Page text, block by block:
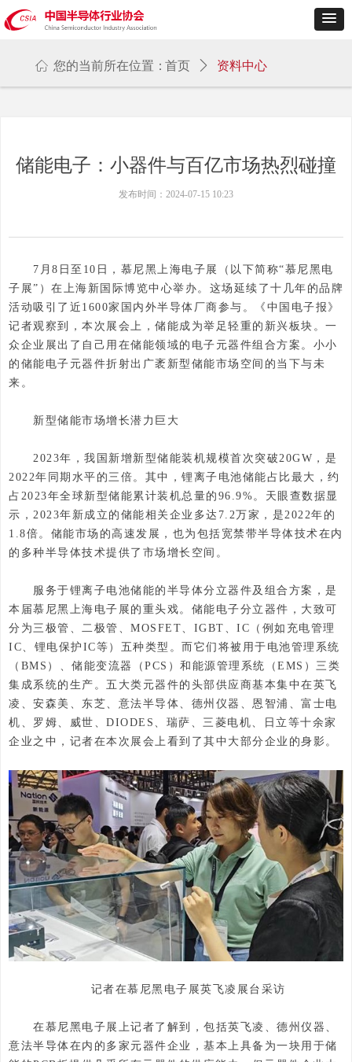
ꀇ 您的当前所在位置：首页 ꄲ 资料中心
发布时间： 2024-07-15 10:23
储能电子：小器件与百亿市场热烈碰撞
7月8日至10日，慕尼黑上海电子展（以下简称“慕尼黑电
子展”）在上海新国际博览中心举办。这场延续了十几年的品牌
活动吸引了近1600家国内外半导体厂商参与。《中国电子报》
记者观察到，本次展会上，储能成为举足轻重的新兴板块。一
众企业展出了自己用在储能领域的电子元器件组合方案。小小
的储能电子元器件折射出广袤新型储能市场空间的当下与未
来。
新型储能市场增长潜力巨大
2023年，我国新增新型储能装机规模首次突破20GW，是
2022年同期水平的三倍。其中，锂离子电池储能占比最大，约
占2023年全球新型储能累计装机总量的96.9%。天眼查数据显
示，2023年新成立的储能相关企业多达7.2万家，是2022年的
1.8倍。储能市场的高速发展，也为包括宽禁带半导体技术在内
的多种半导体技术提供了市场增长空间。
服务于锂离子电池储能的半导体分立器件及组合方案，是
本届慕尼黑上海电子展的重头戏。储能电子分立器件，大致可
分为三极管、二极管、MOSFET、IGBT、IC（例如充电管理
IC、锂电保护IC等）五种类型。而它们将被用于电池管理系统
（BMS）、储能变流器（PCS）和能源管理系统（EMS）三类
集成系统的生产。五大类元器件的头部供应商基本集中在英飞
凌、安森美、东芝、意法半导体、德州仪器、恩智浦、富士电
机、罗姆、威世、DIODES、瑞萨、三菱电机、日立等十余家
企业之中，记者在本次展会上看到了其中大部分企业的身影。
记者在慕尼黑电子展英飞凌展台采访
在慕尼黑电子展上记者了解到，包括英飞凌、德州仪器、
意法半导体在内的多家元器件企业，基本上具备为一块用于储